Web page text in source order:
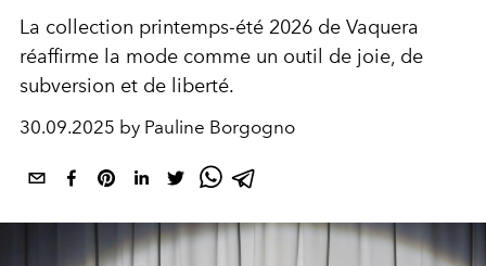
La collection printemps-été 2026 de Vaquera
réaffirme la mode comme un outil de joie, de
subversion et de liberté.
30.09.2025 by Pauline Borgogno